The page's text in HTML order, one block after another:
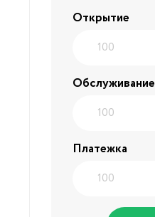
Открытие
Обслуживание
Платежка